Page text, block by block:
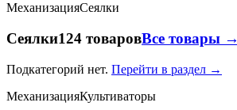
МеханизацияСеялки
Сеялки124 товаровВсе товары →
Подкатегорий нет. Перейти в раздел →
МеханизацияКультиваторы